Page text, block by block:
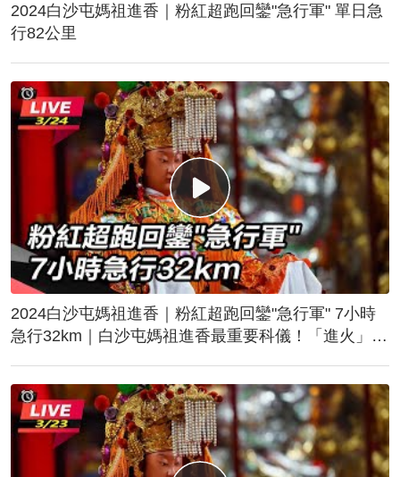
2024白沙屯媽祖進香｜粉紅超跑回鑾"急行軍" 單日急
行82公里
2024白沙屯媽祖進香｜粉紅超跑回鑾"急行軍" 7小時
急行32km｜白沙屯媽祖進香最重要科儀！「進火」儀